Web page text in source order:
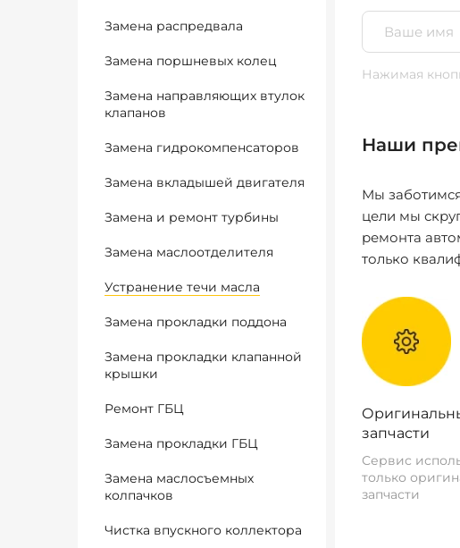
Замена распредвала
Замена поршневых колец
Замена направляющих втулок
клапанов
Замена гидрокомпенсаторов
Замена вкладышей двигателя
Замена и ремонт турбины
Замена маслоотделителя
Устранение течи масла
Замена прокладки поддона
Замена прокладки клапанной
крышки
Ремонт ГБЦ
Замена прокладки ГБЦ
Замена маслосъемных
колпачков
Чистка впускного коллектора
Нажимая
Наши
Мы
цели мы
ремонта
только
запчасти
Сервис
только
запчасти